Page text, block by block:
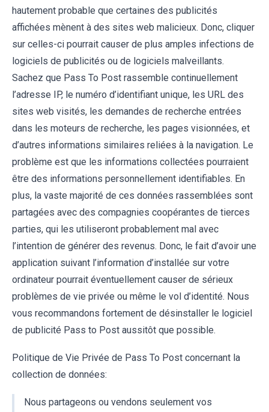
hautement probable que certaines des publicités
affichées mènent à des sites web malicieux. Donc, cliquer
sur celles-ci pourrait causer de plus amples infections de
logiciels de publicités ou de logiciels malveillants.
Sachez que Pass To Post rassemble continuellement
l’adresse IP, le numéro d’identifiant unique, les URL des
sites web visités, les demandes de recherche entrées
dans les moteurs de recherche, les pages visionnées, et
d’autres informations similaires reliées à la navigation. Le
problème est que les informations collectées pourraient
être des informations personnellement identifiables. En
plus, la vaste majorité de ces données rassemblées sont
partagées avec des compagnies coopérantes de tierces
parties, qui les utiliseront probablement mal avec
l’intention de générer des revenus. Donc, le fait d’avoir une
application suivant l’information d’installée sur votre
ordinateur pourrait éventuellement causer de sérieux
problèmes de vie privée ou même le vol d’identité. Nous
vous recommandons fortement de désinstaller le logiciel
de publicité Pass to Post aussitôt que possible.
Politique de Vie Privée de Pass To Post concernant la
collection de données:
Nous partageons ou vendons seulement vos